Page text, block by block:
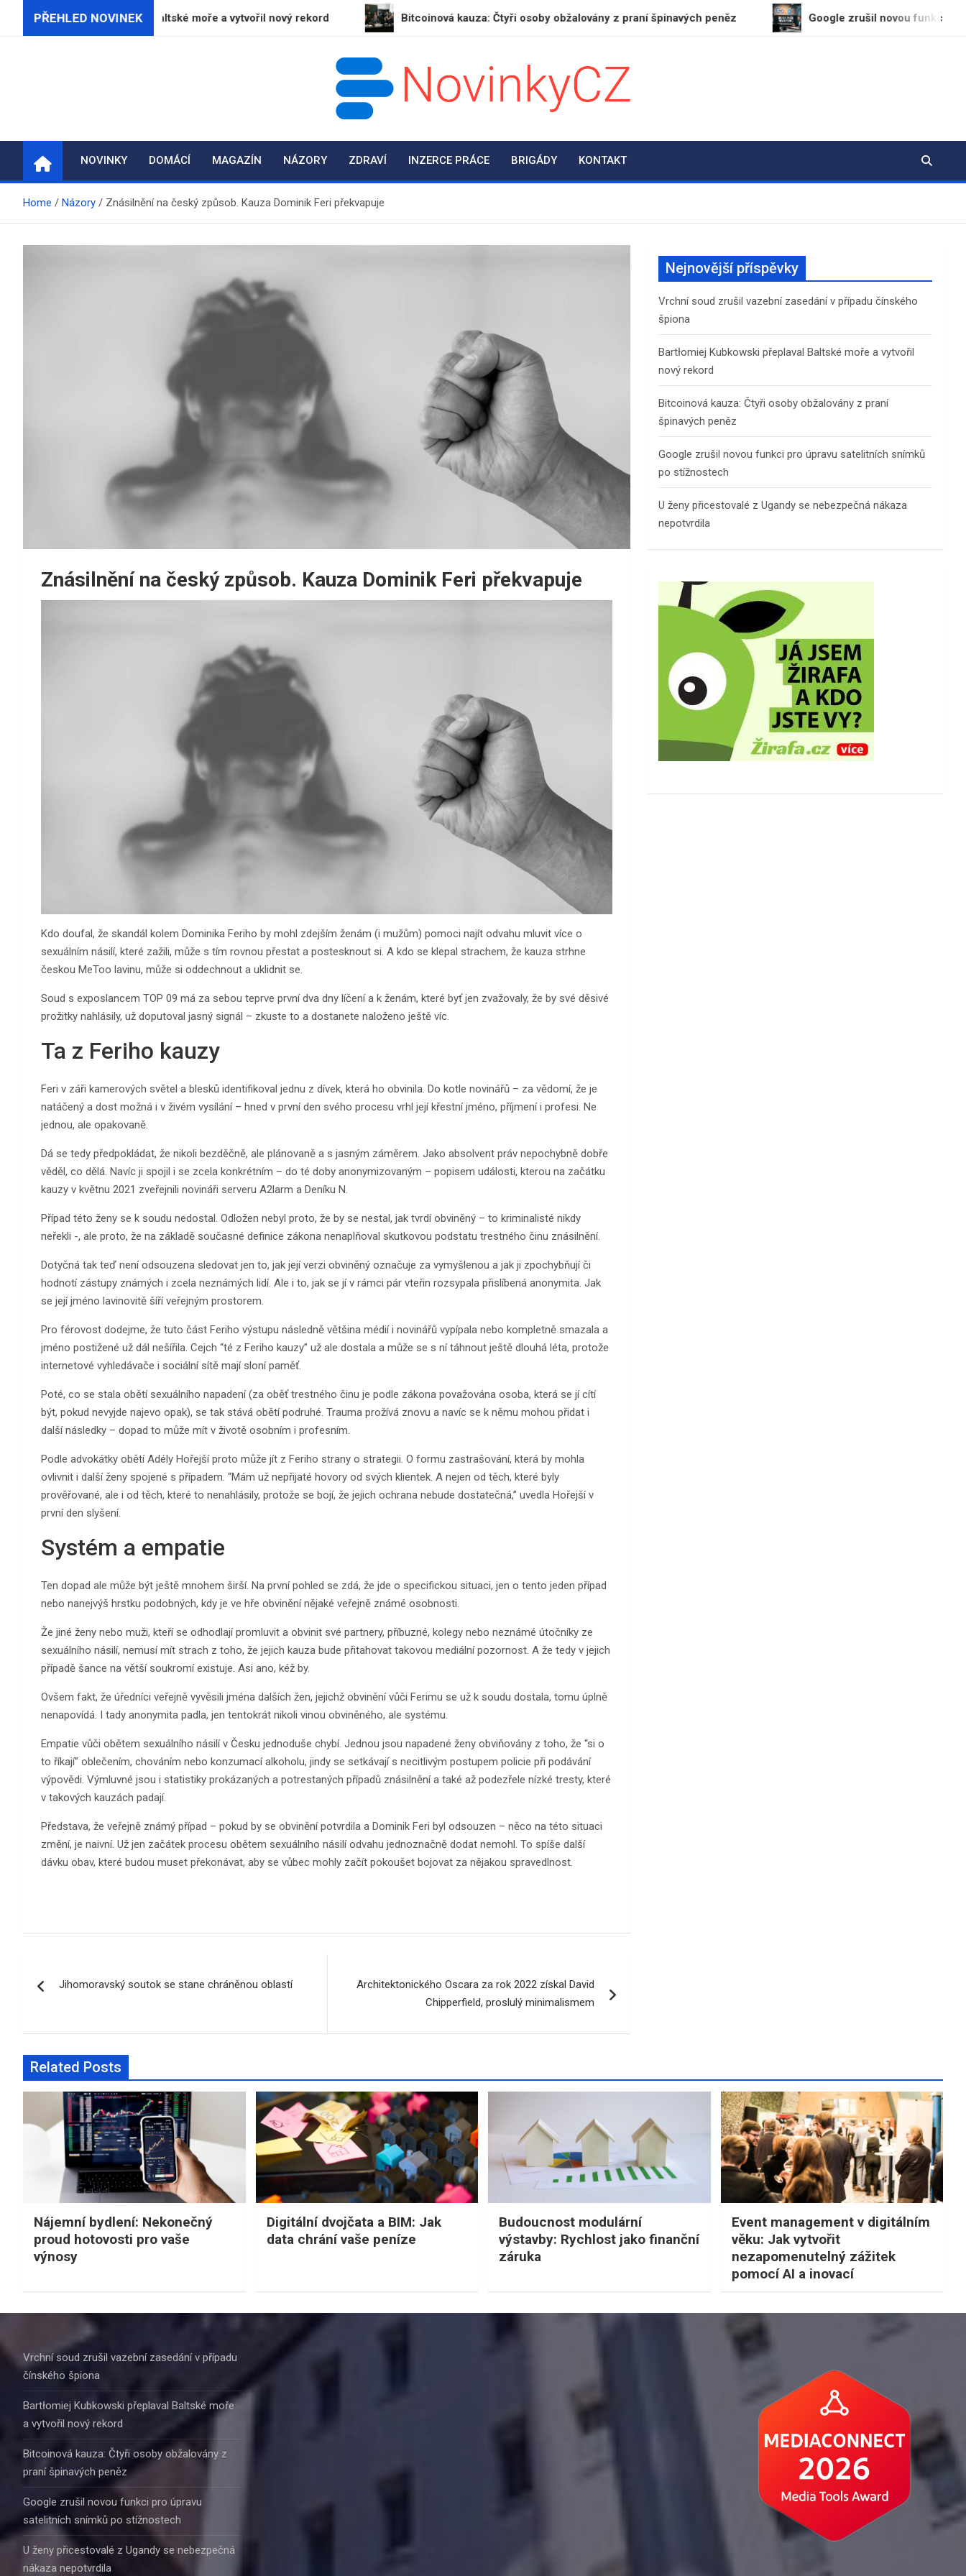
PŘEHLED NOVINEK
přeplaval Baltské moře a vytvořil nový rekord Bitcoinová kauza: Čtyři osoby obžalovány z praní špinavých peněz Google zrušil novou funkci pro úpravu
NovinkyCZ.cz
NOVINKY DOMÁCÍ MAGAZÍN NÁZORY ZDRAVÍ INZERCE PRÁCE BRIGÁDY KONTAKT
Home Názory Znásilnění na český způsob. Kauza Dominik Feri překvapuje
Znásilnění na český způsob. Kauza Dominik Feri překvapuje
Kdo doufal, že skandál kolem Dominika Feriho by mohl zdejším ženám (i mužům) pomoci najít odvahu mluvit více o
sexuálním násilí, které zažili, může s tím rovnou přestat a postesknout si. A kdo se klepal strachem, že kauza strhne
českou MeToo lavinu, může si oddechnout a uklidnit se.
Soud s exposlancem TOP 09 má za sebou teprve první dva dny líčení a k ženám, které byť jen zvažovaly, že by své děsivé
prožitky nahlásily, už doputoval jasný signál – zkuste to a dostanete naloženo ještě víc.
Ta z Feriho kauzy
Feri v záři kamerových světel a blesků identifikoval jednu z dívek, která ho obvinila. Do kotle novinářů – za vědomí, že je
natáčený a dost možná i v živém vysílání – hned v první den svého procesu vrhl její křestní jméno, příjmení i profesi. Ne
jednou, ale opakovaně.
Dá se tedy předpokládat, že nikoli bezděčně, ale plánovaně a s jasným záměrem. Jako absolvent práv nepochybně dobře
věděl, co dělá. Navíc ji spojil i se zcela konkrétním – do té doby anonymizovaným – popisem události, kterou na začátku
kauzy v květnu 2021 zveřejnili novináři serveru A2larm a Deníku N.
Případ této ženy se k soudu nedostal. Odložen nebyl proto, že by se nestal, jak tvrdí obviněný – to kriminalisté nikdy
neřekli -, ale proto, že na základě současné definice zákona nenaplňoval skutkovou podstatu trestného činu znásilnění.
Dotyčná tak teď není odsouzena sledovat jen to, jak její verzi obviněný označuje za vymyšlenou a jak ji zpochybňují či
hodnotí zástupy známých i zcela neznámých lidí. Ale i to, jak se jí v rámci pár vteřin rozsypala přislíbená anonymita. Jak
se její jméno lavinovitě šíří veřejným prostorem.
Pro férovost dodejme, že tuto část Feriho výstupu následně většina médií i novinářů vypípala nebo kompletně smazala a
jméno postižené už dál nešířila. Cejch “té z Feriho kauzy” už ale dostala a může se s ní táhnout ještě dlouhá léta, protože
internetové vyhledávače i sociální sítě mají sloní paměť.
Poté, co se stala obětí sexuálního napadení (za oběť trestného činu je podle zákona považována osoba, která se jí cítí
být, pokud nevyjde najevo opak), se tak stává obětí podruhé. Trauma prožívá znovu a navíc se k němu mohou přidat i
další následky – dopad to může mít v životě osobním i profesním.
Podle advokátky obětí Adély Hořejší proto může jít z Feriho strany o strategii. O formu zastrašování, která by mohla
ovlivnit i další ženy spojené s případem. “Mám už nepřijaté hovory od svých klientek. A nejen od těch, které byly
prověřované, ale i od těch, které to nenahlásily, protože se bojí, že jejich ochrana nebude dostatečná,” uvedla Hořejší v
první den slyšení.
Systém a empatie
Ten dopad ale může být ještě mnohem širší. Na první pohled se zdá, že jde o specifickou situaci, jen o tento jeden případ
nebo nanejvýš hrstku podobných, kdy je ve hře obvinění nějaké veřejně známé osobnosti.
Že jiné ženy nebo muži, kteří se odhodlají promluvit a obvinit své partnery, příbuzné, kolegy nebo neznámé útočníky ze
sexuálního násilí, nemusí mít strach z toho, že jejich kauza bude přitahovat takovou mediální pozornost. A že tedy v jejich
případě šance na větší soukromí existuje. Asi ano, kéž by.
Ovšem fakt, že úředníci veřejně vyvěsili jména dalších žen, jejichž obvinění vůči Ferimu se už k soudu dostala, tomu úplně
nenapovídá. I tady anonymita padla, jen tentokrát nikoli vinou obviněného, ale systému.
Empatie vůči obětem sexuálního násilí v Česku jednoduše chybí. Jednou jsou napadené ženy obviňovány z toho, že “si o
to říkají” oblečením, chováním nebo konzumací alkoholu, jindy se setkávají s necitlivým postupem policie při podávání
výpovědi. Výmluvné jsou i statistiky prokázaných a potrestaných případů znásilnění a také až podezřele nízké tresty, které
v takových kauzách padají.
Představa, že veřejně známý případ – pokud by se obvinění potvrdila a Dominik Feri byl odsouzen – něco na této situaci
změní, je naivní. Už jen začátek procesu obětem sexuálního násilí odvahu jednoznačně dodat nemohl. To spíše další
dávku obav, které budou muset překonávat, aby se vůbec mohly začít pokoušet bojovat za nějakou spravedlnost.
pro
příspěvek
Jihomoravský soutok se stane chráněnou oblastí
Architektonického Oscara za rok 2022 získal David
Chipperfield, proslulý minimalismem
Nejnovější příspěvky
Vrchní soud zrušil vazební zasedání v případu čínského
špiona
Bartłomiej Kubkowski přeplaval Baltské moře a vytvořil
nový rekord
Bitcoinová kauza: Čtyři osoby obžalovány z praní
špinavých peněz
Google zrušil novou funkci pro úpravu satelitních snímků
po stížnostech
U ženy přicestovalé z Ugandy se nebezpečná nákaza
nepotvrdila
Related Posts
Nájemní bydlení: Nekonečný
proud hotovosti pro vaše
výnosy
Digitální dvojčata a BIM: Jak
data chrání vaše peníze
Budoucnost modulární
výstavby: Rychlost jako finanční
záruka
Event management v digitálním
věku: Jak vytvořit
nezapomenutelný zážitek
pomocí AI a inovací
Vrchní soud zrušil vazební zasedání v případu
čínského špiona
Bartłomiej Kubkowski přeplaval Baltské moře
a vytvořil nový rekord
Bitcoinová kauza: Čtyři osoby obžalovány z
praní špinavých peněz
Google zrušil novou funkci pro úpravu
satelitních snímků po stížnostech
U ženy přicestovalé z Ugandy se nebezpečná
nákaza nepotvrdila